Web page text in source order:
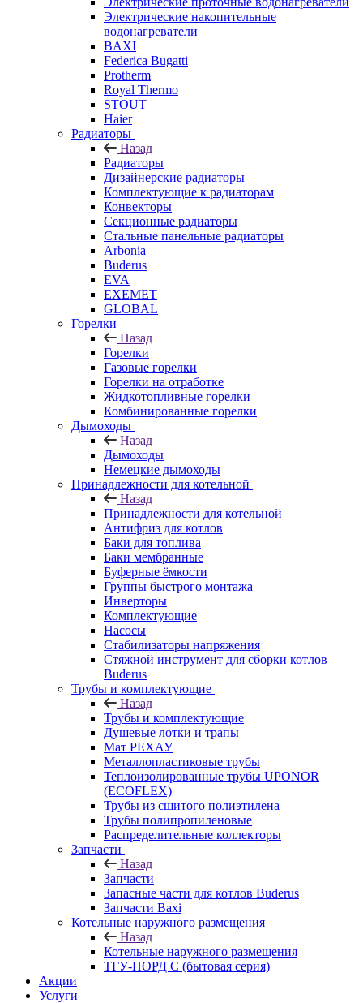
Электрические накопительные
водонагреватели
BAXI
Federica Bugatti
Protherm
Royal Thermo
STOUT
Haier
Радиаторы
Назад
Радиаторы
Дизайнерские радиаторы
Комплектующие к радиаторам
Конвекторы
Секционные радиаторы
Стальные панельные радиаторы
Arbonia
Buderus
EVA
EXEMET
GLOBAL
Горелки
Назад
Горелки
Газовые горелки
Горелки на отработке
Жидкотопливные горелки
Комбинированные горелки
Дымоходы
Назад
Дымоходы
Немецкие дымоходы
Принадлежности для котельной
Назад
Принадлежности для котельной
Антифриз для котлов
Баки для топлива
Баки мембранные
Буферные ёмкости
Группы быстрого монтажа
Инверторы
Комплектующие
Насосы
Стабилизаторы напряжения
Стяжной инструмент для сборки котлов
Buderus
Трубы и комплектующие
Назад
Трубы и комплектующие
Душевые лотки и трапы
Мат РЕХАУ
Металлопластиковые трубы
Теплоизолированные трубы UPONOR
(ECOFLEX)
Трубы из сшитого полиэтилена
Трубы полипропиленовые
Распределительные коллекторы
Запчасти
Назад
Запчасти
Запасные части для котлов Buderus
Запчасти Baxi
Котельные наружного размещения
Назад
Котельные наружного размещения
ТГУ-НОРД С (бытовая серия)
Акции
Услуги